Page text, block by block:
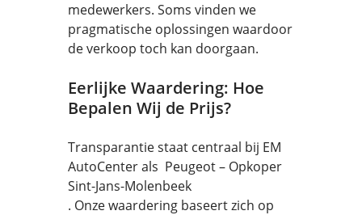
medewerkers. Soms vinden we
pragmatische oplossingen waardoor
de verkoop toch kan doorgaan.
Eerlijke Waardering: Hoe
Bepalen Wij de Prijs?
Transparantie staat centraal bij EM
AutoCenter als Peugeot – Opkoper
Sint-Jans-Molenbeek
. Onze waardering baseert zich op